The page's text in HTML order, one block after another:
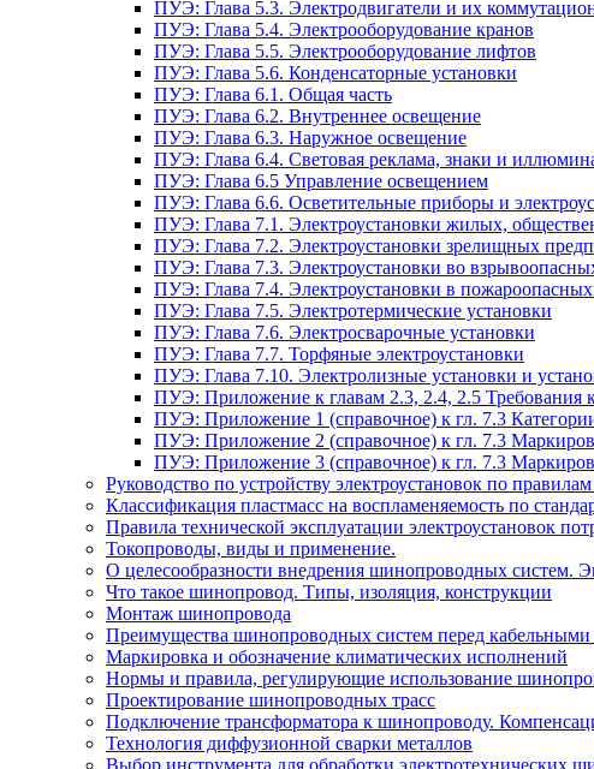
ПУЭ: Глава 5.3. Электродвигатели и их
ПУЭ: Глава 5.4. Электрооборудование кранов
ПУЭ: Глава 5.5. Электрооборудование лифтов
ПУЭ: Глава 5.6. Конденсаторные установки
ПУЭ: Глава 6.1. Общая часть
ПУЭ: Глава 6.2. Внутреннее освещение
ПУЭ: Глава 6.3. Наружное освещение
ПУЭ: Глава 6.4. Световая реклама, знаки и
ПУЭ: Глава 6.5 Управление освещением
ПУЭ: Глава 6.6. Осветительные приборы и
ПУЭ: Глава 7.1. Электроустановки жилых,
ПУЭ: Глава 7.2. Электроустановки зрелищных
ПУЭ: Глава 7.3. Электроустановки во
ПУЭ: Глава 7.4. Электроустановки в пожароопасных
ПУЭ: Глава 7.5. Электротермические установки
ПУЭ: Глава 7.6. Электросварочные установки
ПУЭ: Глава 7.7. Торфяные электроустановки
ПУЭ: Глава 7.10. Электролизные установки и
ПУЭ: Приложение к главам 2.3, 2.4, 2.5 Требования
ПУЭ: Приложение 1 (справочное) к гл. 7.3
ПУЭ: Приложение 2 (справочное) к гл. 7.3
ПУЭ: Приложение 3 (справочное) к гл. 7.3
Руководство по устройству электроустановок по
Классификация пластмасс на воспламеняемость по
Правила технической эксплуатации электроустановок
Токопроводы, виды и применение.
О целесообразности внедрения шинопроводных систем.
Что такое шинопровод. Типы, изоляция, конструкции
Монтаж шинопровода
Преимущества шинопроводных систем перед кабельными
Маркировка и обозначение климатических исполнений
Нормы и правила, регулирующие использование
Проектирование шинопроводных трасс
Подключение трансформатора к шинопроводу.
Технология диффузионной сварки металлов
Выбор инструмента для обработки электротехнических